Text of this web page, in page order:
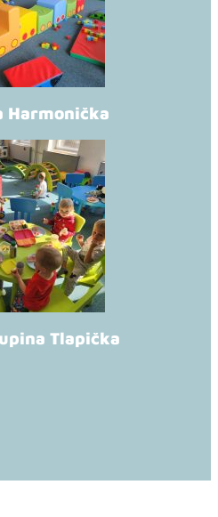
Harmonička
Tlapička